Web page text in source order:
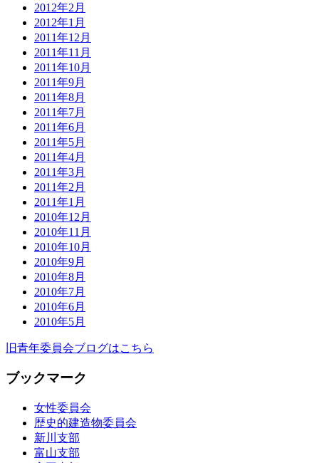
2012年2月
2012年1月
2011年12月
2011年11月
2011年10月
2011年9月
2011年8月
2011年7月
2011年6月
2011年5月
2011年4月
2011年3月
2011年2月
2011年1月
2010年12月
2010年11月
2010年10月
2010年9月
2010年8月
2010年7月
2010年6月
2010年5月
旧青年委員会ブログはこちら
ブックマーク
女性委員会
歴史的建造物委員会
新川支部
富山支部